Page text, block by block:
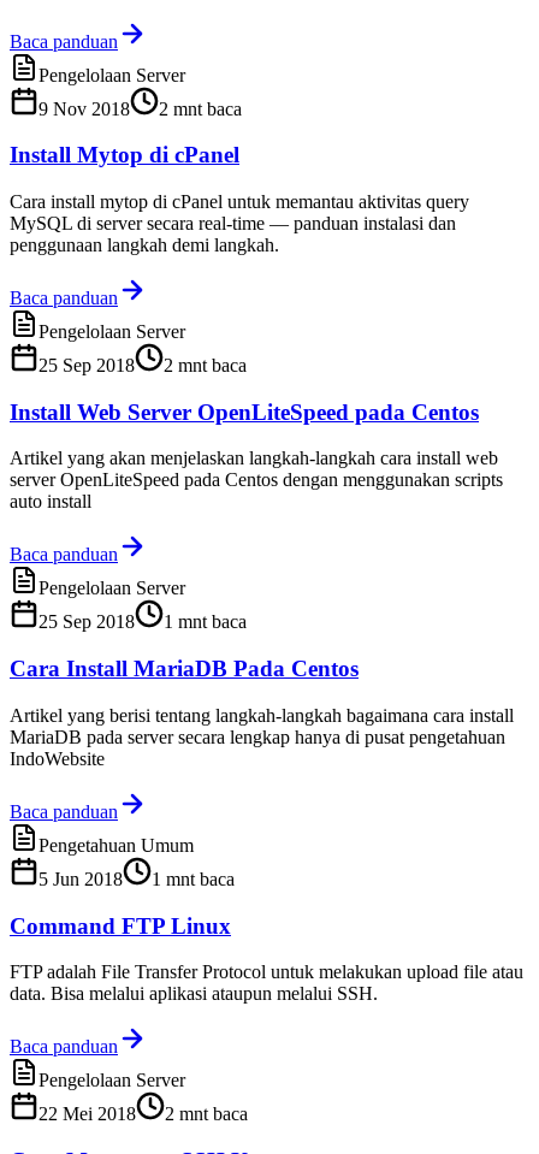
Baca panduan
Pengelolaan Server
9 Nov 2018
2 mnt baca
Install Mytop di cPanel
Cara install mytop di cPanel untuk memantau aktivitas query
MySQL di server secara real-time — panduan instalasi dan
penggunaan langkah demi langkah.
Baca panduan
Pengelolaan Server
25 Sep 2018
2 mnt baca
Install Web Server OpenLiteSpeed pada Centos
Artikel yang akan menjelaskan langkah-langkah cara install web
server OpenLiteSpeed pada Centos dengan menggunakan scripts
auto install
Baca panduan
Pengelolaan Server
25 Sep 2018
1 mnt baca
Cara Install MariaDB Pada Centos
Artikel yang berisi tentang langkah-langkah bagaimana cara install
MariaDB pada server secara lengkap hanya di pusat pengetahuan
IndoWebsite
Baca panduan
Pengetahuan Umum
5 Jun 2018
1 mnt baca
Command FTP Linux
FTP adalah File Transfer Protocol untuk melakukan upload file atau
data. Bisa melalui aplikasi ataupun melalui SSH.
Baca panduan
Pengelolaan Server
22 Mei 2018
2 mnt baca